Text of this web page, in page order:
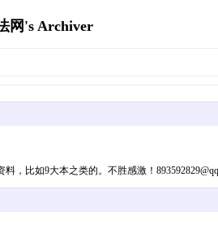
网's Archiver
，比如9大本之类的。不胜感激！